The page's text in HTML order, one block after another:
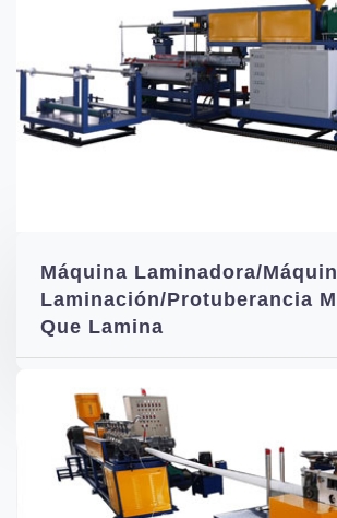
Máquina Laminadora/
Laminación/Protuberancia
Que Lamina